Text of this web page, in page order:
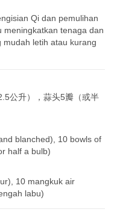
Qi dan pemulihan
meningkatkan tenaga dan
letih atau kurang
公升），蒜头5瓣（或半
blanched), 10 bowls of
half a bulb)
10 mangkuk air
labu)